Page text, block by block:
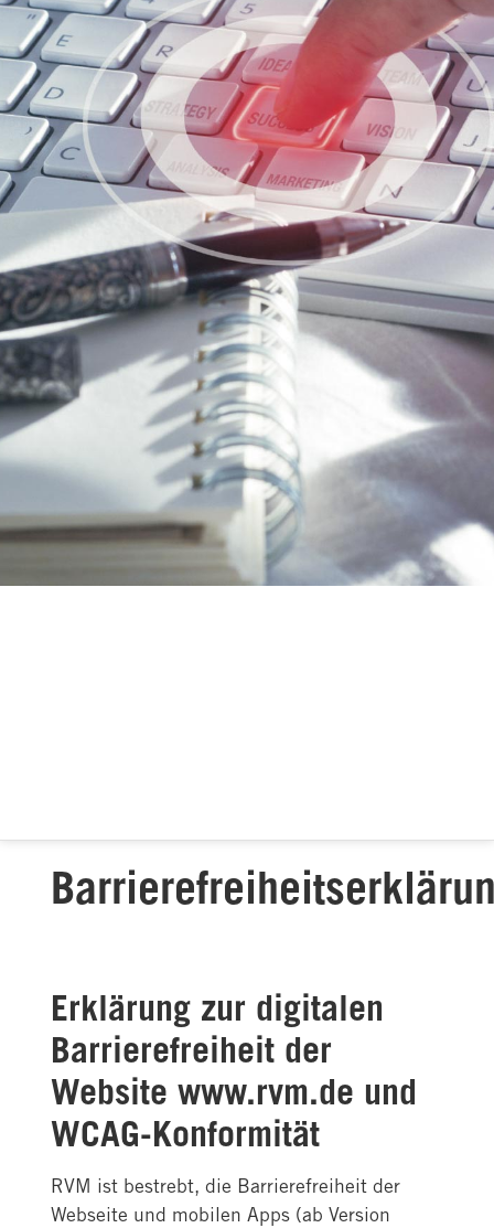
Erklärung zur digitalen
Barrierefreiheit der
Website www.rvm.de und
WCAG-Konformität
RVM ist bestrebt, die Barrierefreiheit der
Webseite und mobilen Apps (ab Version